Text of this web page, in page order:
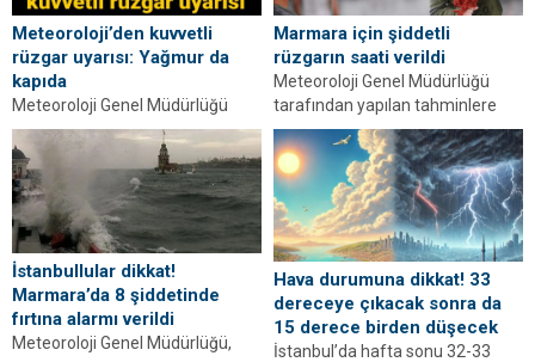
Meteoroloji’den kuvvetli
rüzgar uyarısı: Yağmur da
kapıda
Meteoroloji Genel Müdürlüğü
tarafından yapılan tahminlere
göre; Ülkemizin kuzey
kesimlerinin parçalı bulutlu,
Sakarya, Düzce, Zonguldak,...
Marmara için şiddetli
rüzgarın saati verildi
Meteoroloji Genel Müdürlüğü
tarafından yapılan tahminlere
göre yurdun kuzeydoğu
kesimlerinin parçalı yer yer çok
bulutlu;...
İstanbullular dikkat!
Marmara’da 8 şiddetinde
fırtına alarmı verildi
Meteoroloji Genel Müdürlüğü,
Hava durumuna dikkat! 33
dereceye çıkacak sonra da
15 derece birden düşecek
İstanbul’da hafta sonu 32-33